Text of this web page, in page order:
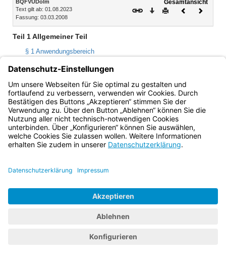
BQFVÜDolm
Text gilt ab: 01.08.2023
Fassung: 03.03.2008
Gesamtansicht
Download
DruckenVorheriges
Teil 1 Allgemeiner Teil
§ 1 Anwendungsbereich
Bayern.de
BayernPortal
Datenschutz
Impressum
Barrierefreiheit
Kontakt
SchriftgrößeKontrastwechsel